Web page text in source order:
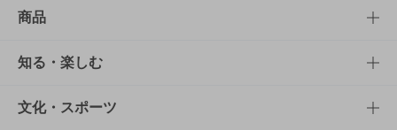
商品
商品TOP
商品一覧
知る・楽しむ
知る・楽しむTOP
文化・スポーツ